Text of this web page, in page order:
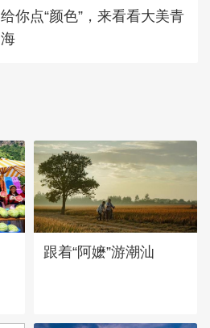
给你点“颜色”，来看看大美青
海
跟着“阿嬷”游潮汕